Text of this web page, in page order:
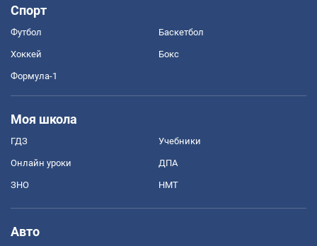
Спорт
Футбол Баскетбол
Хоккей Бокс
Формула-1
Моя школа
ГДЗ Учебники
Онлайн уроки ДПА
ЗНО НМТ
Авто